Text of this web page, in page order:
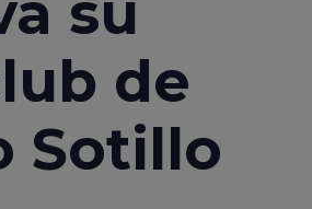
de
Sotillo